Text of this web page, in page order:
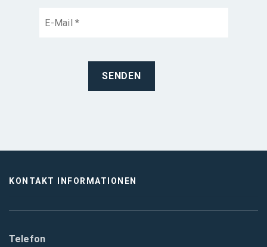
KONTAKT INFORMATIONEN
Telefon